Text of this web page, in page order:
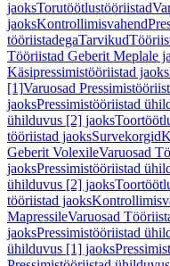
jaoksTorutöötlustööriistad
jaoksKontrollimisvahend
tööriistadegaTarvikud
Tööriistad Geberit Meplale
Käsipressimistööriistad jaoks
[1]Varuosad
jaoksPressimistööriistad
ühilduvus [2] jaoks
tööriistad jaoksSurvekorgid
Geberit VolexileVaruosad
jaoksPressimistööriistad
ühilduvus [2] jaoks
tööriistad jaoks
MapressileVaruosad
jaoksPressimistööriistad
ühilduvus [1] jaoks